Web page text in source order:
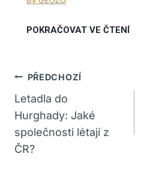
Navigace
Pro
Příspěvek
PŘEDCHOZÍ
Letadla do
Hurghady: Jaké
společnosti létají z
ČR?